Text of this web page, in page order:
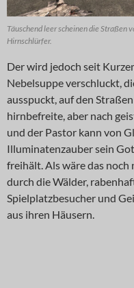
Täuschend leer scheinen die Straßen
Hirnschlürfer.
Der wird jedoch seit
Nebelsuppe verschluckt,
ausspuckt, auf den
hirnbefreite, aber nach
und der Pastor kann von
Illuminatenzauber sein
freihält. Als wäre das
durch die Wälder,
Spielplatzbesucher und
aus ihren Häusern.